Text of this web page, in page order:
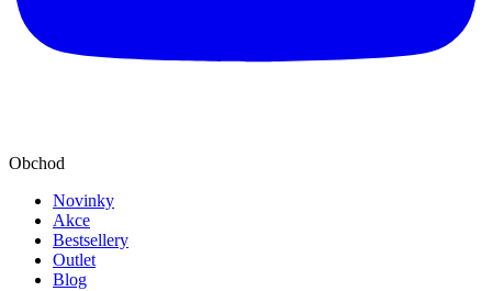
Obchod
Novinky
Akce
Bestsellery
Outlet
Blog